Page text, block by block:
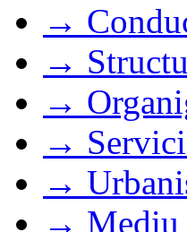
→
→
→
→
→
→ Mediu